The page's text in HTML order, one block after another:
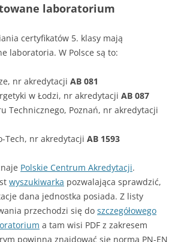
laboratorium
certyfikatów 5. klasy mają
laboratoria. W Polsce są to:
nr akredytacji AB 081
w Łodzi, nr akredytacji AB 087
Technicznego, Poznań, nr akredytacji
Tech, nr akredytacji AB 1593
Polskie Centrum Akredytacji.
wyszukiwarka pozwalająca sprawdzić,
dana jednostka posiada. Z listy
przechodzi się do szczegółowego
a tam wisi PDF z zakresem
powinna znajdować się norma PN-EN